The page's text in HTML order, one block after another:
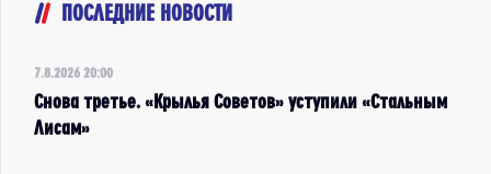
ПОСЛЕДНИЕ НОВОСТИ
7.8.2026 20:00
Снова третье. «Крылья Советов» уступили «Стальным
Лисам»